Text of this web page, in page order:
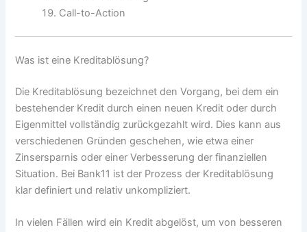
Call-to-Action
Was ist eine Kreditablösung?
Die Kreditablösung bezeichnet den Vorgang, bei dem ein
bestehender Kredit durch einen neuen Kredit oder durch
Eigenmittel vollständig zurückgezahlt wird. Dies kann aus
verschiedenen Gründen geschehen, wie etwa einer
Zinsersparnis oder einer Verbesserung der finanziellen
Situation. Bei Bank11 ist der Prozess der Kreditablösung
klar definiert und relativ unkompliziert.
In vielen Fällen wird ein Kredit abgelöst, um von besseren